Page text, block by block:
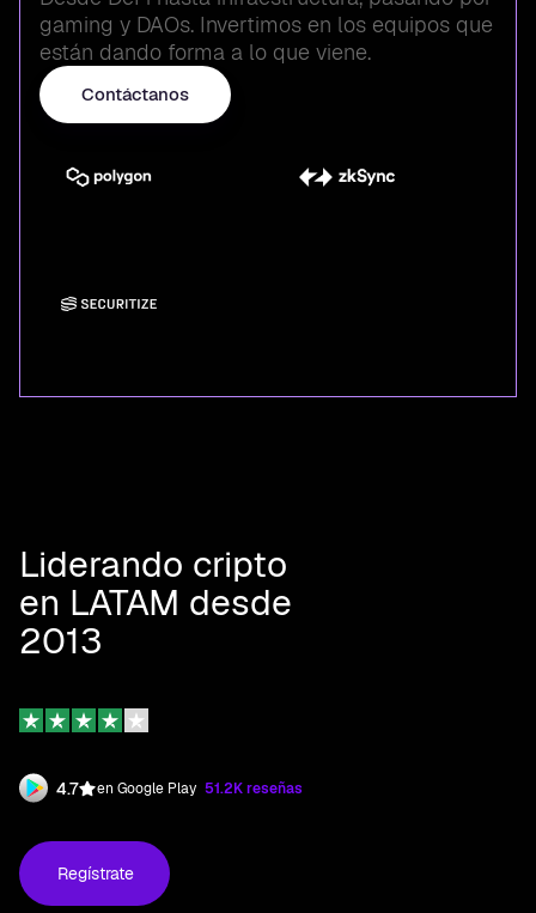
gaming y DAOs. Invertimos en los equipos que
están dando forma a lo que viene.
Contáctanos
Liderando cripto
en LATAM desde
2013
4.7 en Google Play 51.2K reseñas
Regístrate